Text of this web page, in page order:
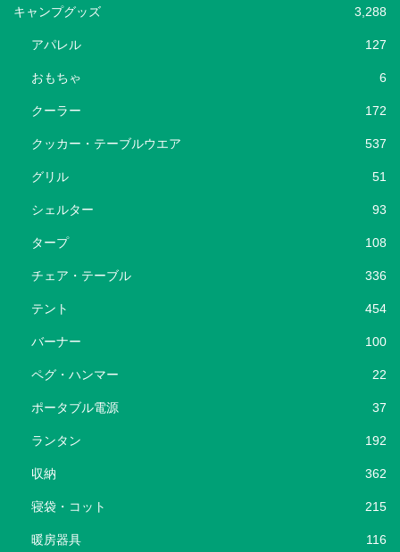
キャンプグッズ 3,288
アパレル 127
おもちゃ 6
クーラー 172
クッカー・テーブルウエア 537
グリル 51
シェルター 93
タープ 108
チェア・テーブル 336
テント 454
バーナー 100
ペグ・ハンマー 22
ポータブル電源 37
ランタン 192
収納 362
寝袋・コット 215
暖房器具 116